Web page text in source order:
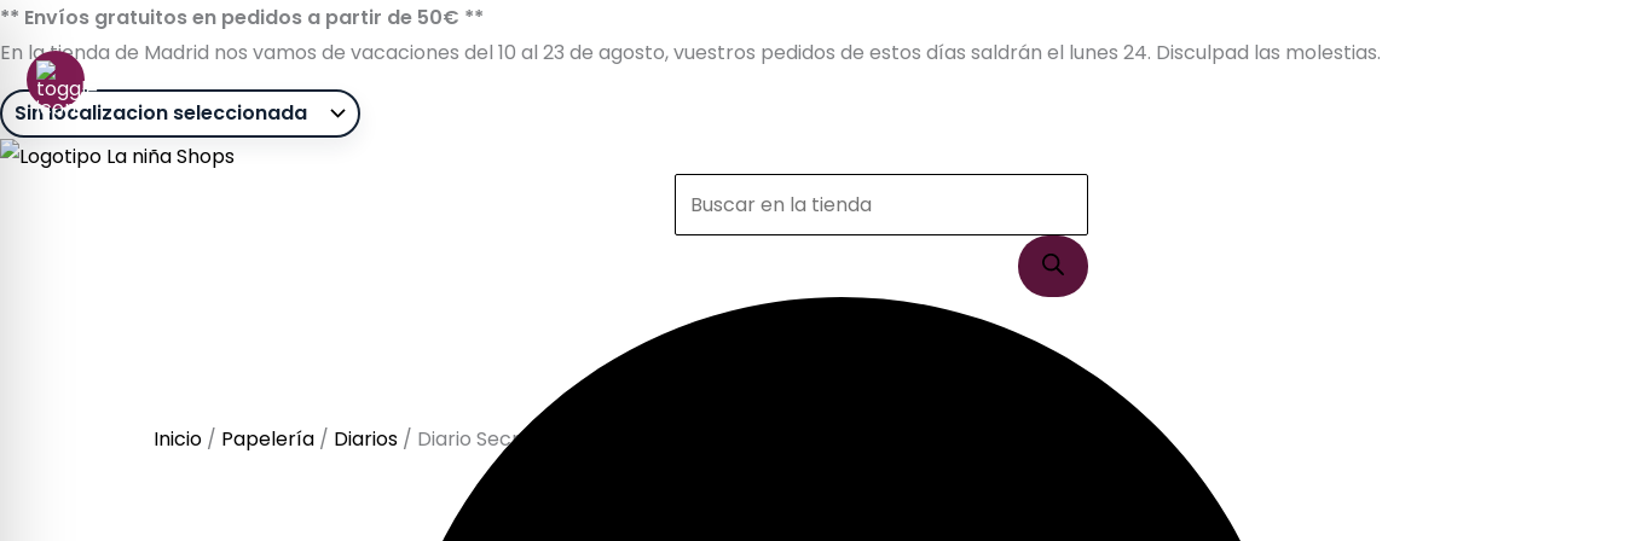
Ir
al
contenido
** Envíos gratuitos en pedidos a partir de 50€ **
En la tienda de Madrid nos vamos de vacaciones del 10 al 23 de agosto, vuestros pedidos de estos días saldrán el lunes 24. Disculpad las molestias.
productos
Búsqueda
de
productos
Inicio/ Papelería/ Diarios/ Diario Secreto Grl Pwr